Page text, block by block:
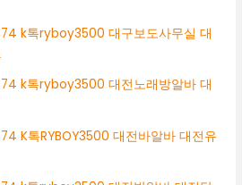
k톡ryboy3500 대구보도사무실 대
k톡ryboy3500 대전노래방알바 대
K톡RYBOY3500 대전바알바 대전유